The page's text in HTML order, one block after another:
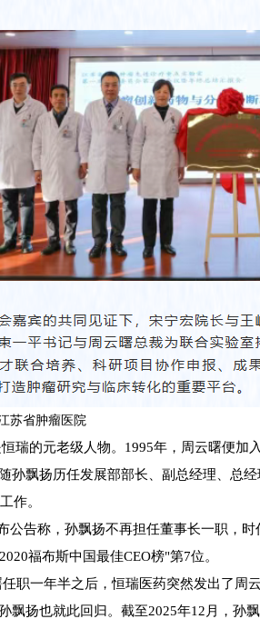
苏省肿瘤医院
瑞的元老级人物。1995年，周云曙便加
孙飘扬历任发展部部长、副总经理、总
作。
公告称，孙飘扬不再担任董事长一职，时
福布斯中国最佳CEO榜"第7位。
职一年半之后，恒瑞医药突然发出了周
飘扬也就此回归。截至2025年12月，孙